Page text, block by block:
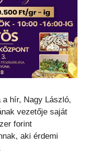
hír, Nagy László,
vezetője saját
forint
aki érdemi